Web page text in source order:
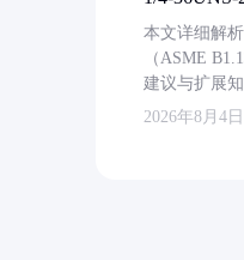
本文详细解
（ASME
建议与扩展知
2026年8月4日